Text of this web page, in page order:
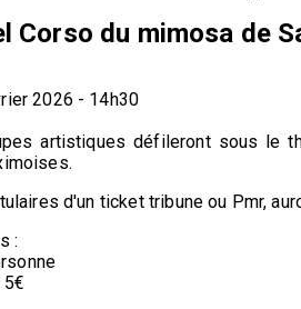
Corso du mimosa de
2026 - 14h30
artistiques défileront sous le
d'un ticket tribune ou Pmr,
:
5€